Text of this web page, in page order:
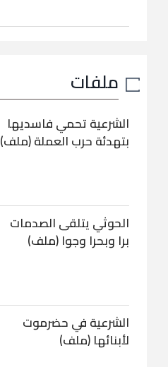
ملفات
الشرعية تحمي فاسديها
بتهدئة حرب العملة (ملف)
الحوثي يتلقى الصدمات
برا وبحرا وجوا (ملف)
الشرعية في حضرموت
لأبنائها (ملف)